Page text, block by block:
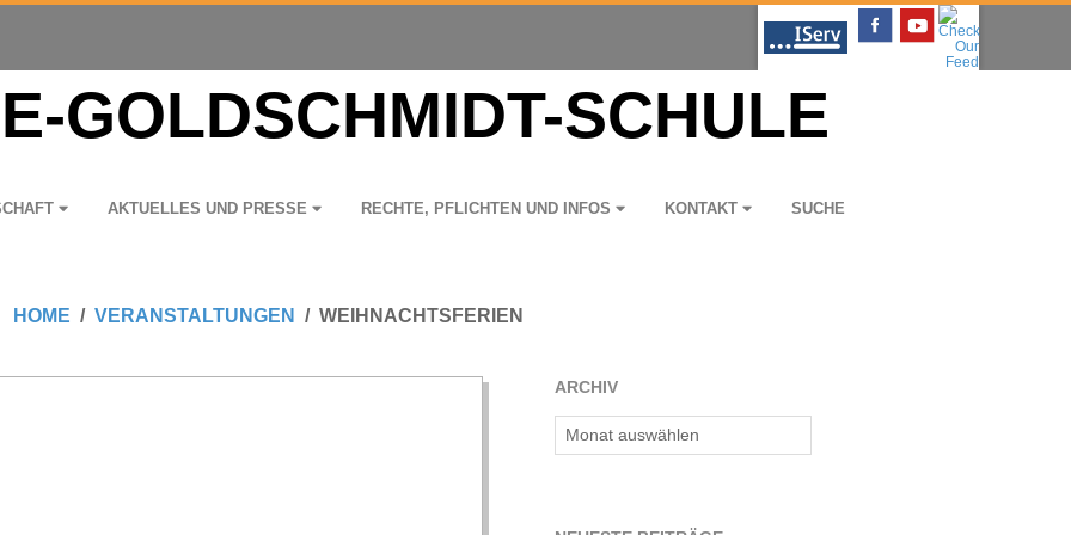
AKTU­EL­LES UND PRESSE RECHTE, PFLICH­TEN UND INFOS KON­TAKT SUCHE
HOME VERANSTALTUNGEN WEIHNACHTSFERIEN
ARCHIV
Archiv